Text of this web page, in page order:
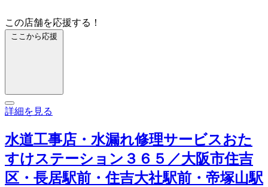
この店舗を応援する！
ここから応援
詳細を見る
水道工事店・水漏れ修理サービスおた
すけステーション３６５／大阪市住吉
区・長居駅前・住吉大社駅前・帝塚山駅